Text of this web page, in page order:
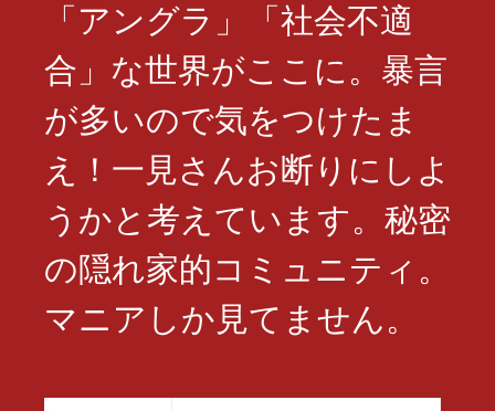
「アングラ」「社会不適
合」な世界がここに。暴言
が多いので気をつけたま
え！一見さんお断りにしよ
うかと考えています。秘密
の隠れ家的コミュニティ。
マニアしか見てません。